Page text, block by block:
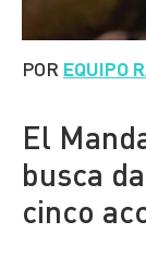
POR EQUIPO
El
busca
cinco